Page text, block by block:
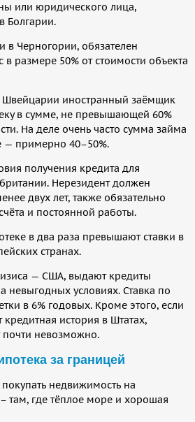
или юридического лица,
Болгарии.
в Черногории, обязателен
размере 50% от стоимости объекта
Швейцарии иностранный заёмщик
в сумме, не превышающей 60%
На деле очень часто сумма займа
— примерно 40–50%.
получения кредита для
Нерезидент должен
двух лет, также обязательно
и постоянной работы.
в два раза превышают ставки в
странах.
— США, выдают кредиты
невыгодных условиях. Ставка по
в 6% годовых. Кроме этого, если
кредитная история в Штатах,
почти невозможно.
за границей
недвижимость на
там, где тёплое море и хорошая